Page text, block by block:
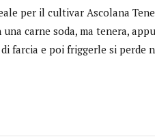
per il cultivar Ascolana
carne soda, ma tenera,
farcia e poi friggerle si perde